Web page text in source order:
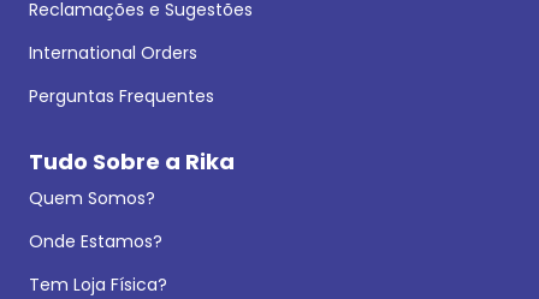
Reclamações e Sugestões
International Orders
Perguntas Frequentes
Tudo Sobre a Rika
Quem Somos?
Onde Estamos?
Tem Loja Física?